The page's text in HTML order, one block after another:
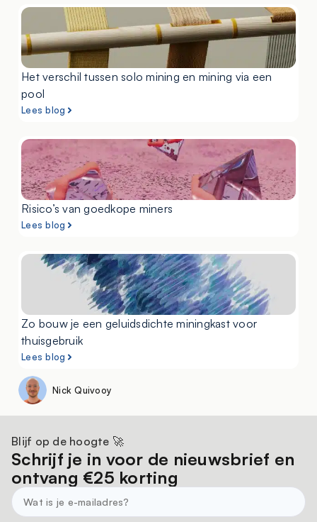
Het verschil tussen solo mining en mining via een
pool
Lees blog
Risico’s van goedkope miners
Lees blog
Zo bouw je een geluidsdichte miningkast voor
thuisgebruik
Lees blog
Nick Quivooy
Blijf op de hoogte 🚀
Schrijf je in voor de nieuwsbrief en
ontvang €25 korting